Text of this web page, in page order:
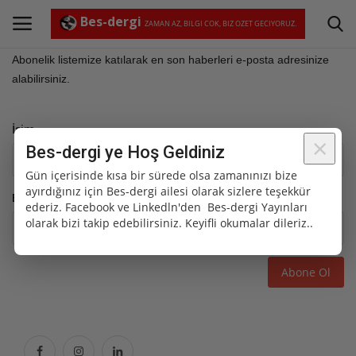
Bes-dergi ZAMAN AZ, BILGI COK, BIZ OZET GECIYORUZ.
Abone Ol
Ana Sayfa
Film incelemeleri ve öneriler
Kültür ve Sanat
Abonelik
Abonelik listemize katılarak en son haberleri e-posta adresinize
alabilirsiniz.
İsim
E-posta
Abone Ol
×
Bes-dergi ye Hoş Geldiniz
Gün içerisinde kısa bir sürede olsa zamanınızı bize
ayırdığınız için Bes-dergi ailesi olarak sizlere teşekkür
ederiz. Facebook ve Linkedln'den Bes-dergi Yayınları
olarak bizi takip edebilirsiniz. Keyifli okumalar dileriz..